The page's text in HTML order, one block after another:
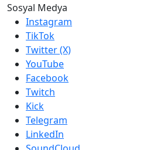
Sosyal Medya
Instagram
TikTok
Twitter (X)
YouTube
Facebook
Twitch
Kick
Telegram
LinkedIn